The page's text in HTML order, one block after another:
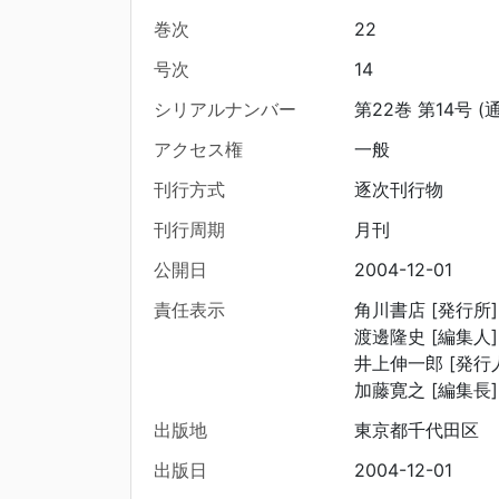
巻次
22
号次
14
シリアルナンバー
第22巻 第14号 (
アクセス権
一般
刊行方式
逐次刊行物
刊行周期
月刊
公開日
2004-12-01
責任表示
角川書店 [発行所]
渡邊隆史 [編集人]
井上伸一郎 [発行
加藤寛之 [編集長]
出版地
東京都千代田区
出版日
2004-12-01